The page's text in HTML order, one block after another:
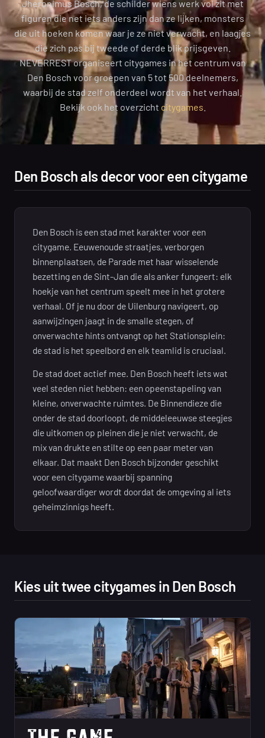
Jheronimus Bosch, de schilder wiens werk vol zit met
figuren die net iets anders zijn dan ze lijken, monsters
die uit hoeken komen waar je ze niet verwacht, en laagjes
die zich pas bij tweede of derde blik prijsgeven.
NEVERREST organiseert citygames in het centrum van
Den Bosch voor groepen van 5 tot 500 deelnemers,
waarbij de stad zelf onderdeel wordt van het verhaal.
Bekijk ook het overzicht citygames
Den Bosch als decor voor een citygame
Den Bosch is een stad met karakter voor een
citygame. Eeuwenoude straatjes, verborgen
binnenplaatsen, de Parade met haar wisselende
bezetting en de Sint-Jan die als anker fungeert: elk
hoekje van het centrum speelt mee in het grotere
verhaal. Of je nu door de Uilenburg navigeert, op
aanwijzingen jaagt in de smalle stegen, of
onverwachte hints ontvangt op het Stationsplein:
de stad is het speelbord en elk teamlid is cruciaal.
De stad doet actief mee. Den Bosch heeft iets wat
veel steden niet hebben: een opeenstapeling van
kleine, onverwachte ruimtes. De Binnendieze die
onder de stad doorloopt, de middeleeuwse steegjes
die uitkomen op pleinen die je niet verwacht, de
mix van drukte en stilte op een paar meter van
elkaar. Dat maakt Den Bosch bijzonder geschikt
voor een citygame waarbij spanning
geloofwaardiger wordt doordat de omgeving al iets
geheimzinnigs heeft.
Kies uit twee citygames in Den Bosch